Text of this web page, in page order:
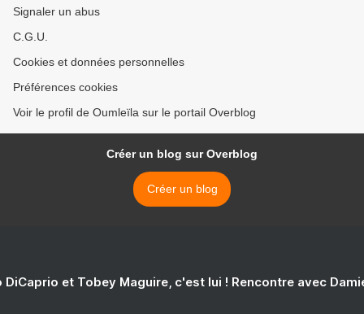
Signaler un abus
C.G.U.
Cookies et données personnelles
Préférences cookies
Voir le profil de Oumleïla sur le portail Overblog
Créer un blog sur Overblog
Créer un blog
DiCaprio et Tobey Maguire, c'est lui ! Rencontre avec